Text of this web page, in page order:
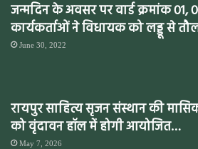
जन्मदिन के अवसर पर वार्ड क्रमांक 01,
कार्यकर्ताओं ने विधायक को लड्डू से
June 30, 2022
रायपुर साहित्य सृजन संस्थान की
को वृंदावन हॉल में होगी आयोजित…
May 7, 2026